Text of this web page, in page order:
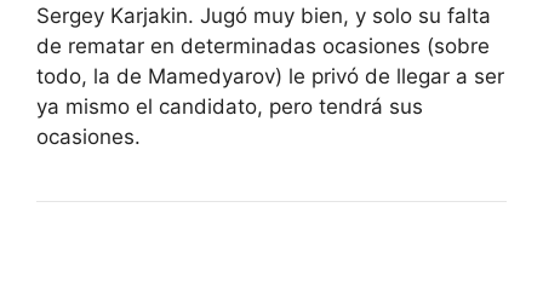
Sergey Karjakin. Jugó muy bien, y solo su falta
de rematar en determinadas ocasiones (sobre
todo, la de Mamedyarov) le privó de llegar a ser
ya mismo el candidato, pero tendrá sus
ocasiones.